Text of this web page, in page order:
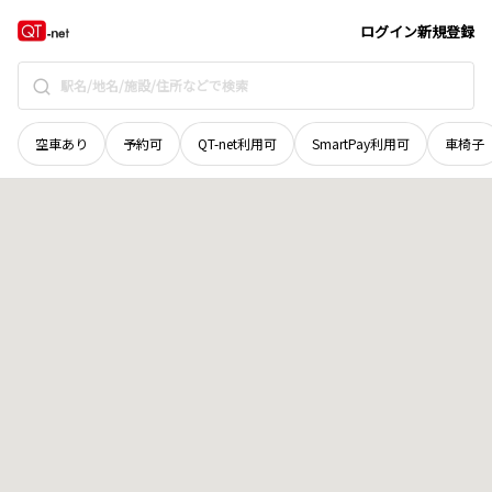
ログイン新規登録
空車あり 予約可 QT-net利用可 SmartPay利用可 車椅子
徳島県